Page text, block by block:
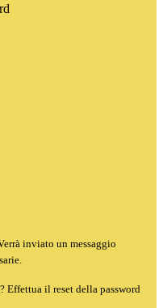
inviato un messaggio
Effettua il reset della password